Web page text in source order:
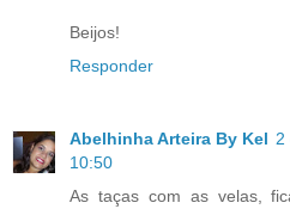
Beijos!
Responder
Abelhinha Arteira By Kel 2
10:50
As taças com as velas,